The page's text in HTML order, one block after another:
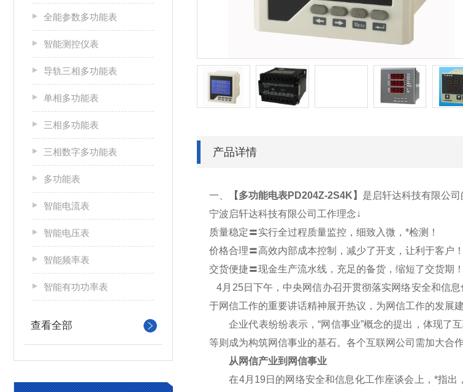
全能参数多功能表
智能测控仪表
导轨三相多功能表
单相多功能表
三相多功能表
三相数字多功能表
多功能表
智能电流表
智能电压表
智能频率表
智能有功功率表
查看全部
产品详情
一、 【多功能电表PD204Z-2S4K 】 是启轩达科技有限公司
宁波启轩达科技有限公司工作理念↓
质量稳定〓实行全过程质量监控，细致入微，*检测！
价格合理〓高效内部成本控制，减少了开支，让利于客户！
交货便捷〓现金生产流水线，充足的备货，缩短了交货期！
4月25日下午，中央网信办召开贯彻落实网络安全和信
于网信工作的重要讲话精神展开热议，为网信工作的发展建
企业代表纷纷表示，“网信事业”概念的提出，体现了
等则成为构筑网信事业的基石。各个互联网公司需加大合
从网信产业到网信事业
在4月19日的网络安全和信息化工作座谈会上，*指出